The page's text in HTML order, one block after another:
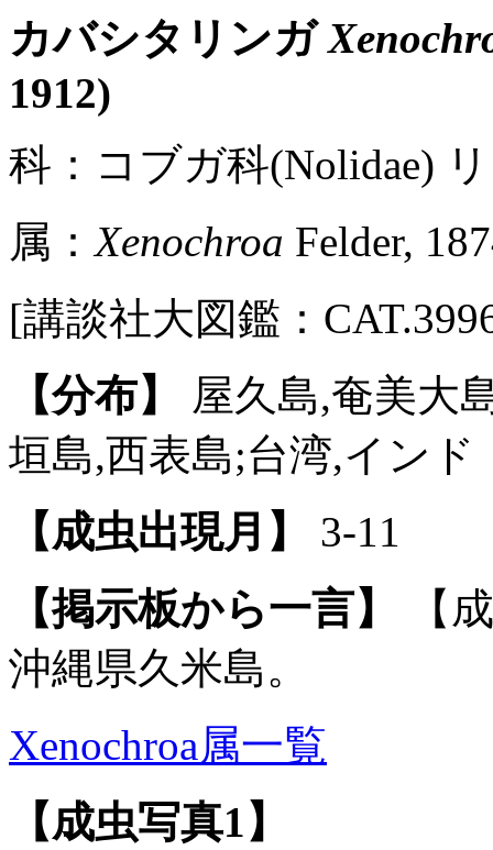
カバシタリンガ
1912)
科：コブガ科(Nolidae)
属：Xenochroa Felder,
[講談社大図鑑：
【分布】
屋久島,奄美大
垣島,西表島;台湾,インド
【成虫出現月】
3-11
【掲示板から一言】
【
沖縄県久米島。
Xenochroa属一覧
【成虫写真1】